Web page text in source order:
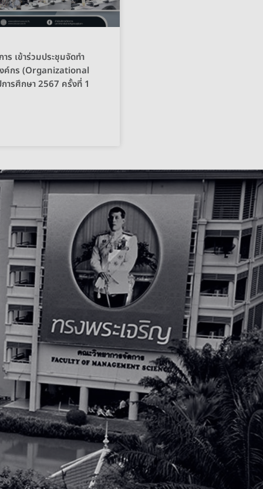
ร เข้าร่วมประชุมจัดทำ
งค์กร (Organizational
ารศึกษา 2567 ครั้งที่ 1